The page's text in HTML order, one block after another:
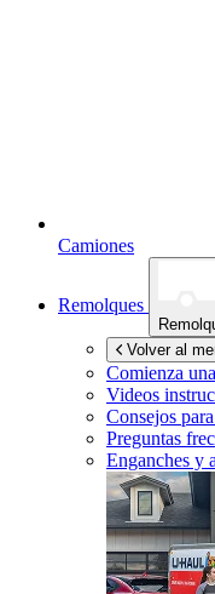
Camiones
Remolques
Volver al
Comienza
Videos
Consejos
Preguntas
Enganches y